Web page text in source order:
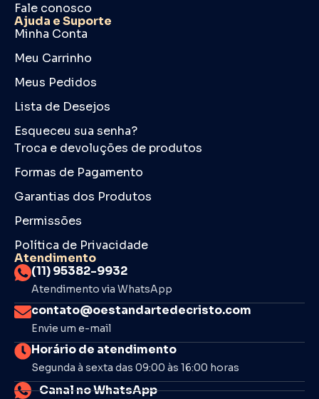
Fale conosco
Ajuda e Suporte
Minha Conta
Meu Carrinho
Meus Pedidos
Lista de Desejos
Esqueceu sua senha?
Troca e devoluções de produtos
Formas de Pagamento
Garantias dos Produtos
Permissões
Política de Privacidade
Atendimento
(11) 95382-9932
Atendimento via WhatsApp
contato@oestandartedecristo.com
Envie um e-mail
Horário de atendimento
Segunda à sexta das 09:00 às 16:00 horas
Canal no WhatsApp